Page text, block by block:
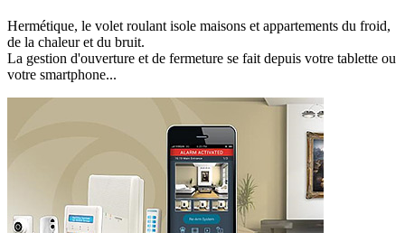
Hermétique, le volet roulant isole maisons et appartements du froid,
de la chaleur et du bruit.
La gestion d'ouverture et de fermeture se fait depuis votre tablette ou
votre smartphone...